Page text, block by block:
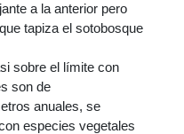
a la anterior pero
tapiza el sotobosque
sobre el límite con
son de
anuales, se
especies vegetales